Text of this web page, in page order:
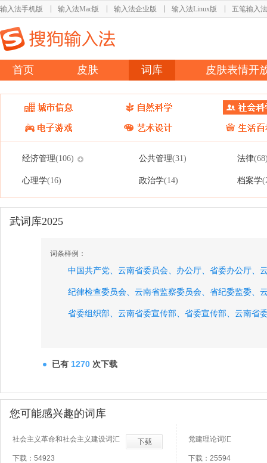
输入法手机版 输入法Mac版 输入法企业版 输入法Linux版 五笔输入法
首页 皮肤 词库 皮肤表情开
经济管理(106) 公共管理(31) 法律
心理学(16) 政治学(14) 档案学
武词库2025
词条样例：
中国共产党、 云南省委员会、 办公厅、 省委办公厅、
纪律检查委员会、 云南省监察委员会、 省纪委监委、
省委组织部、 云南省委宣传部、 省委宣传部、 云南省
已有 1270 次下载
您可能感兴趣的词库
社会主义革命和社会主义建设词汇
下载：54923
党建理论词汇
下载：25594